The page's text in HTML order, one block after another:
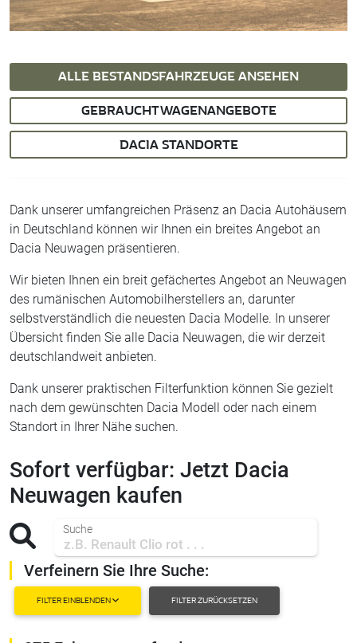
ALLE BESTANDSFAHRZEUGE ANSEHEN
GEBRAUCHTWAGENANGEBOTE
DACIA STANDORTE
Dank unserer umfangreichen Präsenz an Dacia Autohäusern
in Deutschland können wir Ihnen ein breites Angebot an
Dacia Neuwagen präsentieren.
Wir bieten Ihnen ein breit gefächertes Angebot an Neuwagen
des rumänischen Automobilherstellers an, darunter
selbstverständlich die neuesten Dacia Modelle. In unserer
Übersicht finden Sie alle Dacia Neuwagen, die wir derzeit
deutschlandweit anbieten.
Dank unserer praktischen Filterfunktion können Sie gezielt
nach dem gewünschten Dacia Modell oder nach einem
Standort in Ihrer Nähe suchen.
Sofort verfügbar: Jetzt Dacia
Neuwagen kaufen
Suche
Verfeinern Sie Ihre Suche:
FILTER EINBLENDEN FILTER ZURÜCKSETZEN